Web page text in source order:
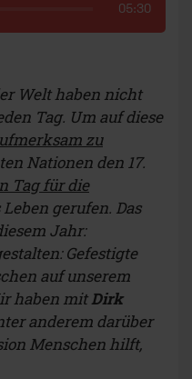
05:30
Welt haben nicht
Tag. Um auf diese
zu
Nationen den 17.
Tag für die
gerufen. Das
Jahr:
Gefestigte
auf unserem
haben mitDirk
anderem darüber
Menschen hilft,